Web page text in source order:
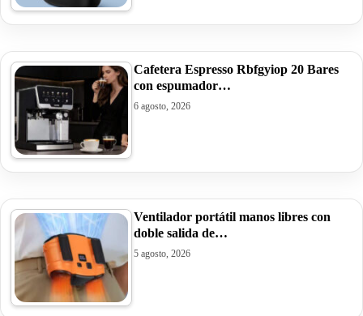
Cafetera Espresso Rbfgyiop 20 Bares
con espumador…
6 agosto, 2026
Ventilador portátil manos libres con
doble salida de…
5 agosto, 2026